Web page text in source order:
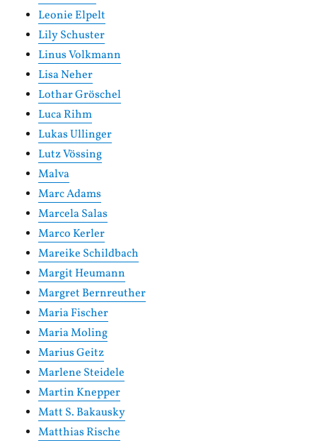
Leonie Elpelt
Lily Schuster
Linus Volkmann
Lisa Neher
Lothar Gröschel
Luca Rihm
Lukas Ullinger
Lutz Vössing
Malva
Marc Adams
Marcela Salas
Marco Kerler
Mareike Schildbach
Margit Heumann
Margret Bernreuther
Maria Fischer
Maria Moling
Marius Geitz
Marlene Steidele
Martin Knepper
Matt S. Bakausky
Matthias Rische